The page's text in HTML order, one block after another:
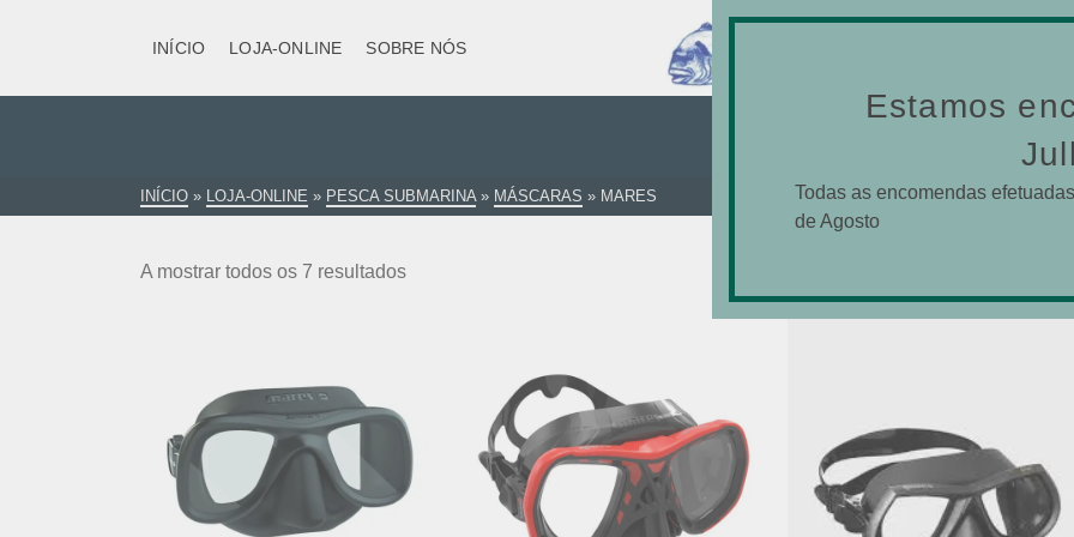
INÍCIO LOJA-ONLINE SOBRE NÓS
INÍCIO » LOJA-ONLINE » PESCA SUBMARINA » MÁSCARAS » MARES
A mostrar todos os 7 resultados
Estamos
Todas as encomendas
de Agosto